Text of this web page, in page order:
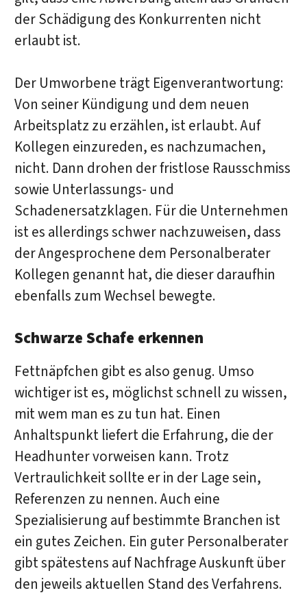
der Schädigung des Konkurrenten nicht
erlaubt ist.
Der Umworbene trägt Eigenverantwortung:
Von seiner Kündigung und dem neuen
Arbeitsplatz zu erzählen, ist erlaubt. Auf
Kollegen einzureden, es nachzumachen,
nicht. Dann drohen der fristlose Rausschmiss
sowie Unterlassungs- und
Schadenersatzklagen. Für die Unternehmen
ist es allerdings schwer nachzuweisen, dass
der Angesprochene dem Personalberater
Kollegen genannt hat, die dieser daraufhin
ebenfalls zum Wechsel bewegte.
Schwarze Schafe erkennen
Fettnäpfchen gibt es also genug. Umso
wichtiger ist es, möglichst schnell zu wissen,
mit wem man es zu tun hat. Einen
Anhaltspunkt liefert die Erfahrung, die der
Headhunter vorweisen kann. Trotz
Vertraulichkeit sollte er in der Lage sein,
Referenzen zu nennen. Auch eine
Spezialisierung auf bestimmte Branchen ist
ein gutes Zeichen. Ein guter Personalberater
gibt spätestens auf Nachfrage Auskunft über
den jeweils aktuellen Stand des Verfahrens.